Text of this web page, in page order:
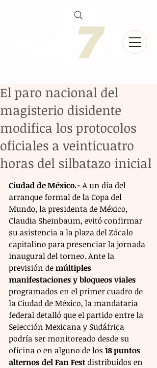
El paro nacional del
magisterio disidente
modifica los protocolos
oficiales a veinticuatro
horas del silbatazo inicial
Ciudad de México.- A un día del
arranque formal de la Copa del
Mundo, la presidenta de México,
Claudia Sheinbaum, evitó confirmar
su asistencia a la plaza del Zócalo
capitalino para presenciar la jornada
inaugural del torneo. Ante la
previsión de múltiples
manifestaciones y bloqueos viales
programados en el primer cuadro de
la Ciudad de México, la mandataria
federal detalló que el partido entre la
Selección Mexicana y Sudáfrica
podría ser monitoreado desde su
oficina o en alguno de los 18 puntos
alternos del Fan Fest distribuidos en